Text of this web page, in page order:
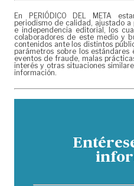
En PERIÓDICO DEL META
periodismo de calidad, ajustado
e independencia editorial, los
colaboradores de este medio y
contenidos ante los distintos
parámetros sobre los
eventos de fraude, malas
interés y otras situaciones
información.